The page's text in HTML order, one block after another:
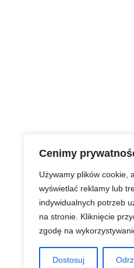
Cenimy
Używamy plików cookie,
wyświetlać reklamy lub
indywidualnych potrzeb
na stronie. Kliknięcie
zgodę na
Dostosuj